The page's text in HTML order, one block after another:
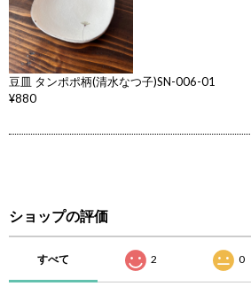
豆皿 タンポポ柄(清水なつ子)SN-006-01
¥880
ショップの評価
すべて 2 0